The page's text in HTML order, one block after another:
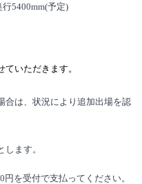
行5400mm(予定)
ていただきます。
合は、状況により追加出場を認
ます。
円を受付で支払ってください。